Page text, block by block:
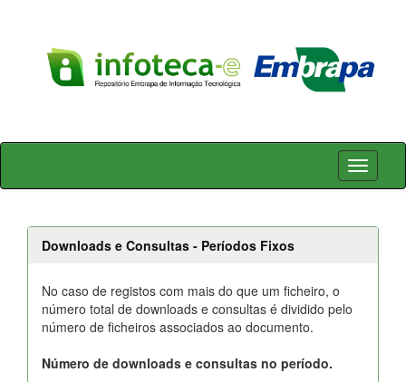
Skip
Downloads e Consultas - Períodos Fixos
No caso de registos com mais do que um ficheiro, o
número total de downloads e consultas é dividido pelo
número de ficheiros associados ao documento.
Número de downloads e consultas no período.